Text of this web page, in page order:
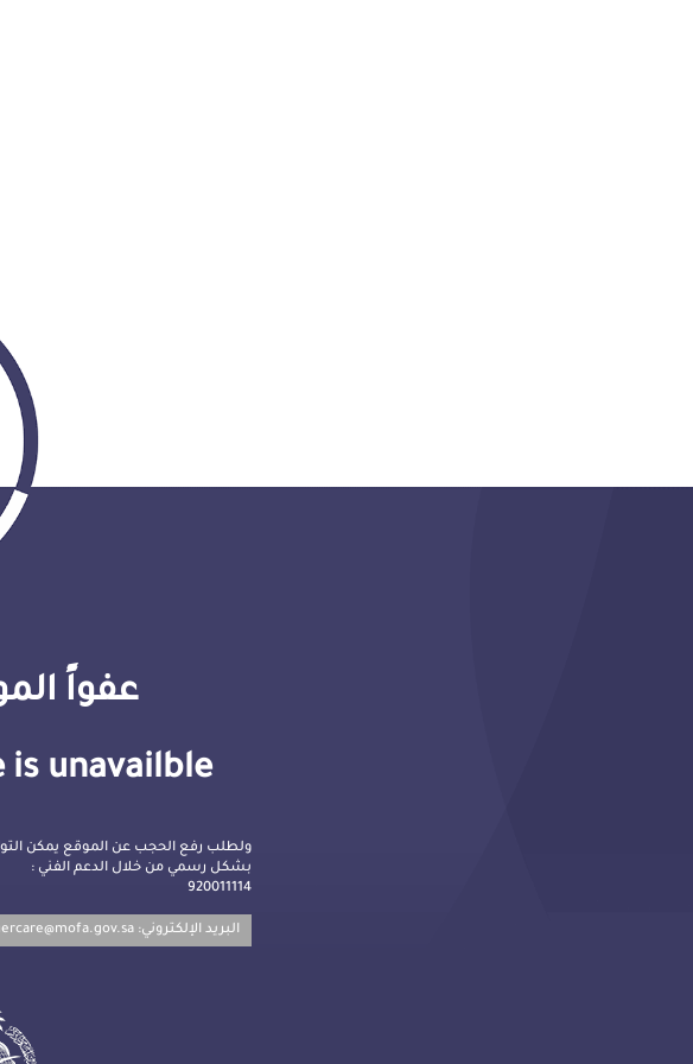
عفواً
is unavailble
ولطلب رفع الحجب عن الموقع يمكن
بشكل رسمي من خلال الدعم الفني :
920011114
البريد الإلكتروني: